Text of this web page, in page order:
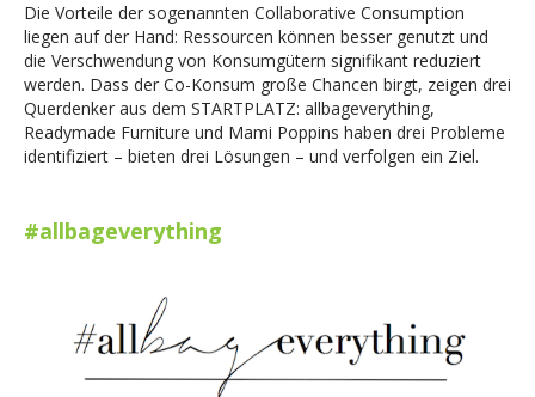
Die Vorteile der sogenannten Collaborative Consumption
liegen auf der Hand: Ressourcen können besser genutzt und
die Verschwendung von Konsumgütern signifikant reduziert
werden. Dass der Co-Konsum große Chancen birgt, zeigen drei
Querdenker aus dem STARTPLATZ: allbageverything,
Readymade Furniture und Mami Poppins haben drei Probleme
identifiziert – bieten drei Lösungen – und verfolgen ein Ziel.
#allbageverything